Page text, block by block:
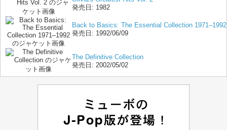
発売日: 1982
Back to Basics: The Essential Collection 1971–1992
発売日: 1992/06/09
The Definitive Collection
発売日: 2002/05/02